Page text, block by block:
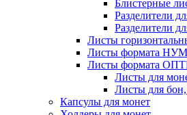
Блистерные
Разделители
Разделители
Листы
Листы формата
Листы формата
Листы для
Листы для
Капсулы для монет